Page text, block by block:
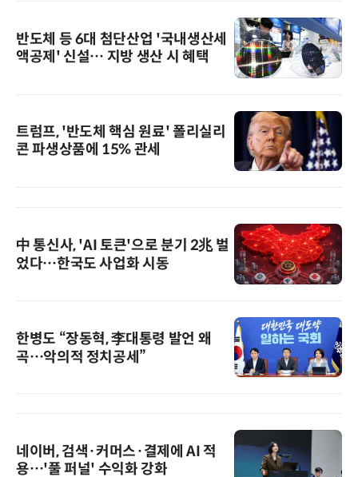
반도체 등 6대 첨단산업 '국내생산세
액공제' 신설… 지방 생산 시 혜택
트럼프, '반도체 핵심 원료' 폴리실리
콘 파생상품에 15% 관세
中 통신사, 'AI 토큰'으로 분기 2兆 벌
었다…한국도 사업화 시동
한병도 “장동혁, 李대통령 발언 왜
곡…악의적 정치공세”
네이버, 검색·커머스·결제에 AI 적
용…'풀 퍼널' 수익화 강화